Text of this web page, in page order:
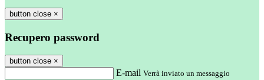
button close ×
Recupero password
button close ×
E-mail Verrà inviato un messaggio